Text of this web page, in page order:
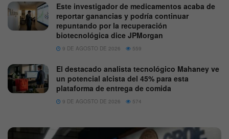
Este investigador de medicamentos acaba de
reportar ganancias y podría continuar
repuntando por la recuperación
biotecnológica dice JPMorgan
9 DE AGOSTO DE 2026 559
El destacado analista tecnológico Mahaney ve
un potencial alcista del 45% para esta
plataforma de entrega de comida
9 DE AGOSTO DE 2026 574